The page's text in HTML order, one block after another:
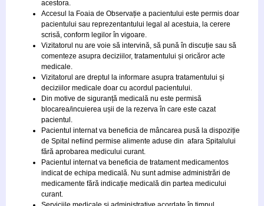
acestora.
Accesul la Foaia de Observație a pacientului este permis doar
pacientului sau reprezentantului legal al acestuia, la cerere
scrisă, conform legilor în vigoare.
Vizitatorul nu are voie să intervină, să pună în discuție sau să
comenteze asupra deciziilor, tratamentului și oricăror acte
medicale.
Vizitatorul are dreptul la informare asupra tratamentului și
deciziilor medicale doar cu acordul pacientului.
Din motive de siguranță medicală nu este permisă
blocarea/incuierea ușii de la rezerva în care este cazat
pacientul.
Pacientul internat va beneficia de mâncarea pusă la dispoziție
de Spital nefiind permise alimente aduse din afara Spitalului
fără aprobarea medicului curant.
Pacientul internat va beneficia de tratament medicamentos
indicat de echipa medicală. Nu sunt admise administrări de
medicamente fără indicație medicală din partea medicului
curant.